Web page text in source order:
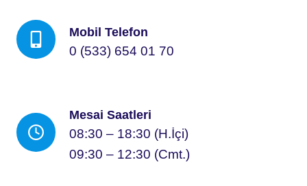
Mobil Telefon
0 (533) 654 01 70
Mesai Saatleri
08:30 – 18:30 (H.İçi)
09:30 – 12:30 (Cmt.)